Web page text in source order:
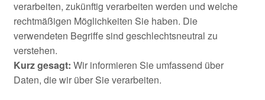
verarbeiten, zukünftig verarbeiten werden und welche
rechtmäßigen Möglichkeiten Sie haben. Die
verwendeten Begriffe sind geschlechtsneutral zu
verstehen.
Kurz gesagt: Wir informieren Sie umfassend über
Daten, die wir über Sie verarbeiten.